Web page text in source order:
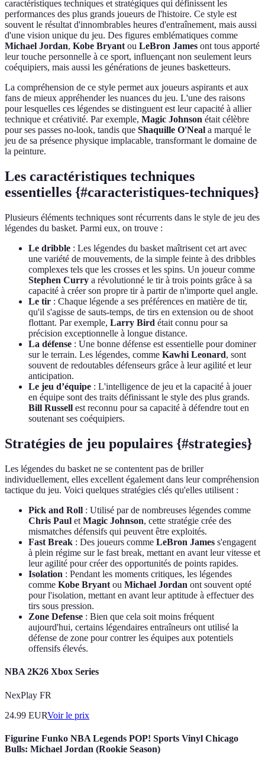
caractéristiques techniques et stratégiques qui définissent les
performances des plus grands joueurs de l'histoire. Ce style est
souvent le résultat d'innombrables heures d'entraînement, mais aussi
d'une vision unique du jeu. Des figures emblématiques comme
Michael Jordan, Kobe Bryantou LeBron James ont tous apporté
leur touche personnelle à ce sport, influençant non seulement leurs
coéquipiers, mais aussi les générations de jeunes basketteurs.
La compréhension de ce style permet aux joueurs aspirants et aux
fans de mieux appréhender les nuances du jeu. L'une des raisons
pour lesquelles ces légendes se distinguent est leur capacité à allier
technique et créativité. Par exemple, Magic Johnson était célèbre
pour ses passes no-look, tandis que Shaquille O'Neal a marqué le
jeu de sa présence physique implacable, transformant le domaine de
la peinture.
Les caractéristiques techniques
essentielles {#caracteristiques-techniques}
Plusieurs éléments techniques sont récurrents dans le style de jeu des
légendes du basket. Parmi eux, on trouve :
Le dribble : Les légendes du basket maîtrisent cet art avec
une variété de mouvements, de la simple feinte à des dribbles
complexes tels que les crosses et les spins. Un joueur comme
Stephen Curry a révolutionné le tir à trois points grâce à sa
capacité à créer son propre tir à partir de n'importe quel angle.
Le tir : Chaque légende a ses préférences en matière de tir,
qu'il s'agisse de sauts-temps, de tirs en extension ou de shoot
flottant. Par exemple, Larry Bird était connu pour sa
précision exceptionnelle à longue distance.
La défense : Une bonne défense est essentielle pour dominer
sur le terrain. Les légendes, comme Kawhi Leonard, sont
souvent de redoutables défenseurs grâce à leur agilité et leur
anticipation.
Le jeu d’équipe : L'intelligence de jeu et la capacité à jouer
en équipe sont des traits définissant le style des plus grands.
Bill Russell est reconnu pour sa capacité à défendre tout en
soutenant ses coéquipiers.
Stratégies de jeu populaires {#strategies}
Les légendes du basket ne se contentent pas de briller
individuellement, elles excellent également dans leur compréhension
tactique du jeu. Voici quelques stratégies clés qu'elles utilisent :
Pick and Roll : Utilisé par de nombreuses légendes comme
Chris Paul et Magic Johnson, cette stratégie crée des
mismatches défensifs qui peuvent être exploités.
Fast Break : Des joueurs comme LeBron James s'engagent
à plein régime sur le fast break, mettant en avant leur vitesse et
leur agilité pour créer des opportunités de points rapides.
Isolation : Pendant les moments critiques, les légendes
comme Kobe Bryant ou Michael Jordan ont souvent opté
pour l'isolation, mettant en avant leur aptitude à effectuer des
tirs sous pression.
Zone Defense : Bien que cela soit moins fréquent
aujourd'hui, certains légendaires entraîneurs ont utilisé la
défense de zone pour contrer les équipes aux potentiels
offensifs élevés.
NBA 2K26 Xbox Series
NexPlay FR
24.99 EURVoir le prix
Figurine Funko NBA Legends POP! Sports Vinyl Chicago
Bulls: Michael Jordan (Rookie Season)